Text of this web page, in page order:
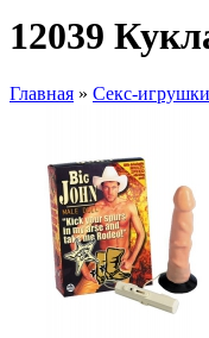
12039
Главная » Секс-игрушки